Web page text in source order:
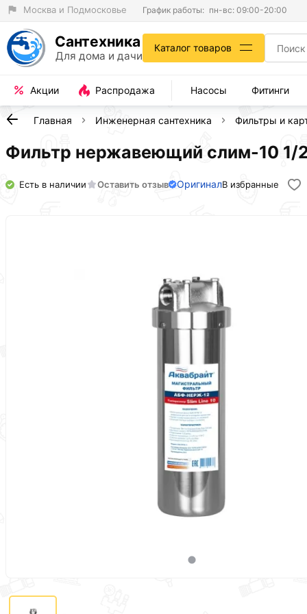
Москва и Подмосковье График работы: пн-вс: 09:00-20:00
Сантехника
Для дома и дачи
Каталог товаров
Акции Распродажа Насосы Фитинги
Главная Инженерная сантехника Фильтры и
Фильтр нержавеющий слим-10
Есть в наличии Оставить отзыв ОригиналВ избранные